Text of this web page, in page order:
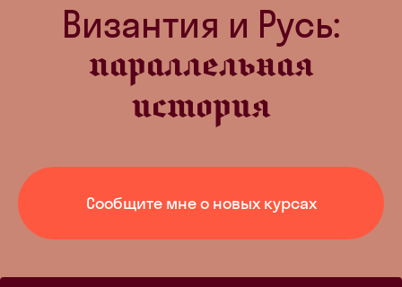
Византия и Русь:
параллельная
история
Сообщите мне о новых курсах